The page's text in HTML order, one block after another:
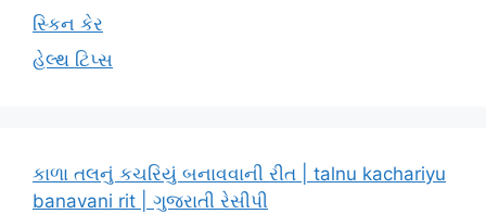
સ્કિન કેર
હેલ્થ ટિપ્સ
કાળા તલનું કચરિયું બનાવવાની રીત | talnu kachariyu
banavani rit | ગુજરાતી રેસીપી